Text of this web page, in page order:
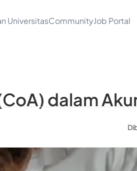
UniversitasCommunityJob Portal
dalam